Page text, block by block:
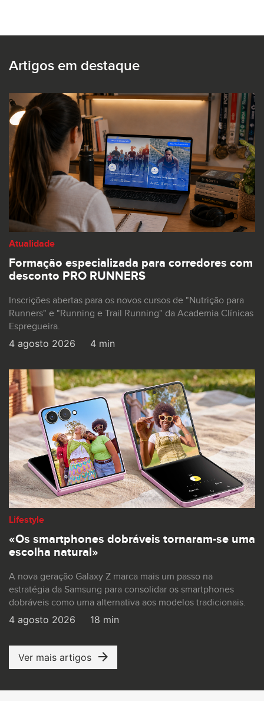
Artigos em destaque
Atualidade
Formação especializada para corredores com
desconto PRO RUNNERS
Inscrições abertas para os novos cursos de "Nutrição para
Runners" e "Running e Trail Running" da Academia Clínicas
Espregueira.
4 agosto 2026 4 min
Lifestyle
«Os smartphones dobráveis tornaram-se uma
escolha natural»
A nova geração Galaxy Z marca mais um passo na
estratégia da Samsung para consolidar os smartphones
dobráveis como uma alternativa aos modelos tradicionais.
4 agosto 2026 18 min
Ver mais artigos